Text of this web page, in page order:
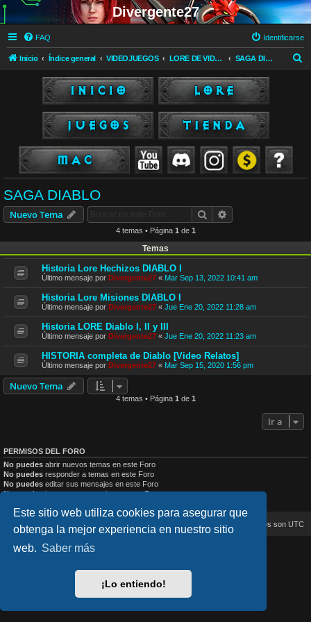
Este sitio web utiliza cookies para asegurar que
obtenga la mejor experiencia en nuestro sitio
web. Saber más
¡Lo entiendo!
Divergente27
FAQ Identificarse
Inicio Índice general VIDEOJUEGOS LORE DE VIDEOJUEGOS SAGA DIABLO
SAGA DIABLO
Nuevo Tema Buscar
4 temas • Página 1 de 1
Temas
Historia Lore Hechizos DIABLO I
Último mensaje por Divergente27 « Mar Sep 13, 2022 10:41 am
Historia Lore Misiones DIABLO I
Último mensaje por Divergente27 « Jue Ene 20, 2022 11:28 am
Historia LORE Diablo I, II y III
Último mensaje por Divergente27 « Jue Ene 20, 2022 11:23 am
HISTORIA completa de Diablo [Video Relatos]
Último mensaje por Divergente27 « Mar Sep 15, 2020 1:56 pm
Nuevo Tema
4 temas • Página 1 de 1
Ir a
PERMISOS DEL FORO
No puedes abrir nuevos temas en este Foro
No puedes responder a temas en este Foro
No puedes editar sus mensajes en este Foro
No puedesborrar sus mensajes en este Foro
Inicio Índice general Todos los horarios son UTC
lucid_lime style created by
Style Version: 1.2.4
Desarrollado por
phpBB® Forum Software © phpBB Limited